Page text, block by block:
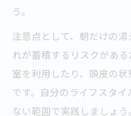
う。
注意点として、朝だけの
れが蓄積するリスクがあ
室を利用したり、頭皮の
です。自分のライフスタ
ない範囲で実践しましょう。